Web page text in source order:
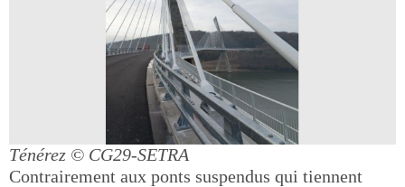
Ténérez © CG29-SETRA
Contrairement aux ponts suspendus qui tiennent